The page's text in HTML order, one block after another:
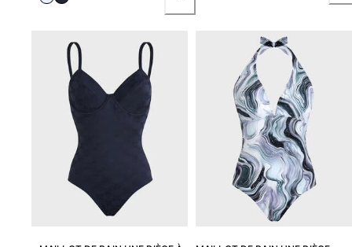
Tous les articles
Foulards
Tous les articles
Accessoires Enfants
Chapeaux de plage
Serviettes et Ponchos
Chaussures